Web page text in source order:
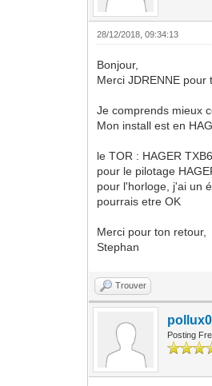
28/12/2018, 09:34:13
Bonjour,
Merci JDRENNE pour
Je comprends mieux
Mon install est en
le TOR : HAGER
pour le pilotage
pour l'horloge, j'ai un
pourrais etre OK
Merci pour ton retour,
Stephan
Trouver
Posting